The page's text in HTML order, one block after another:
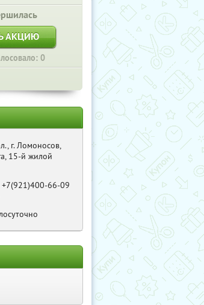
АКЦИЮ
0
г. Ломоносов,
15-й жилой
66-09